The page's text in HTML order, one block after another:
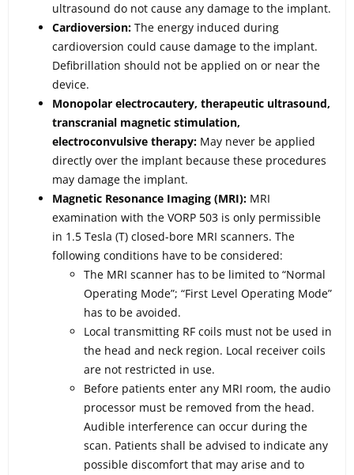
ultrasound do not cause any damage to the implant.
Cardioversion: The energy induced during
cardioversion could cause damage to the implant.
Defibrillation should not be applied on or near the
device.
Monopolar electrocautery, therapeutic ultrasound,
transcranial magnetic stimulation,
electroconvulsive therapy: May never be applied
directly over the implant because these procedures
may damage the implant.
Magnetic Resonance Imaging (MRI): MRI
examination with the VORP 503 is only permissible
in 1.5 Tesla (T) closed-bore MRI scanners. The
following conditions have to be considered:
The MRI scanner has to be limited to “Normal
Operating Mode”; “First Level Operating Mode”
has to be avoided.
Local transmitting RF coils must not be used in
the head and neck region. Local receiver coils
are not restricted in use.
Before patients enter any MRI room, the audio
processor must be removed from the head.
Audible interference can occur during the
scan. Patients shall be advised to indicate any
possible discomfort that may arise and to